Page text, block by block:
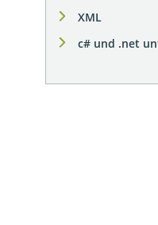
XML
c# und .net